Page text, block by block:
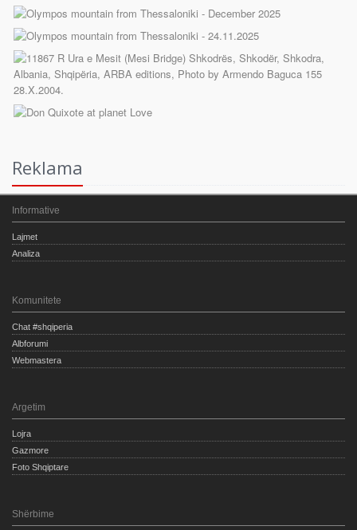
Reklama
Informative
Lajmet
Analiza
Komunitete
Chat #shqiperia
Albforumi
Webmastera
Argetim
Lojra
Gazmore
Foto Shqiptare
Shërbime